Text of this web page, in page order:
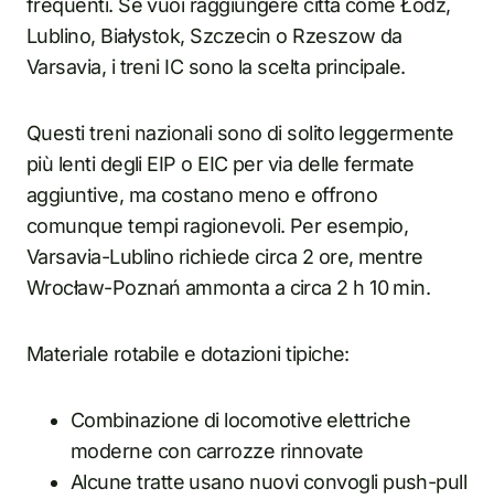
Lublino, Białystok, Szczecin o Rzeszow da
Varsavia, i treni IC sono la scelta principale.
Questi treni nazionali sono di solito leggermente
più lenti degli EIP o EIC per via delle fermate
aggiuntive, ma costano meno e offrono
comunque tempi ragionevoli. Per esempio,
Varsavia-Lublino richiede circa 2 ore, mentre
Wrocław-Poznań ammonta a circa 2 h 10 min.
Materiale rotabile e dotazioni tipiche:
Combinazione di locomotive elettriche
moderne con carrozze rinnovate
Alcune tratte usano nuovi convogli push-pull